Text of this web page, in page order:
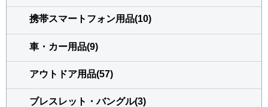
携帯スマートフォン用品(10)
車・カー用品(9)
アウトドア用品(57)
ブレスレット・バングル(3)